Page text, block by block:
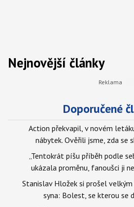
Nejnovější články
Doporučené
Action překvapil, v novém
nábytek. Ověřili jsme, zda se
„Tentokrát píšu příběh podle
ukázala proměnu, fanoušci ji
Stanislav Hložek si prošel
syna: Bolest, se kterou se